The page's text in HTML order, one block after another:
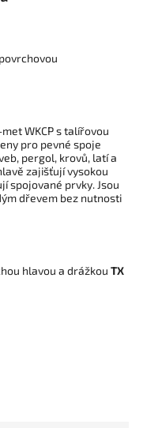
WKCP s talířovou
pro pevné spoje
pergol, krovů, latí a
zajišťují vysokou
spojované prvky. Jsou
dřevem bez nutnosti
hlavou a drážkou TX